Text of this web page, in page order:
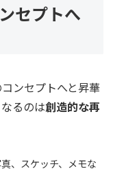
セプトへ
ンセプトへと昇華
るのは創造的な再
、スケッチ、メモな